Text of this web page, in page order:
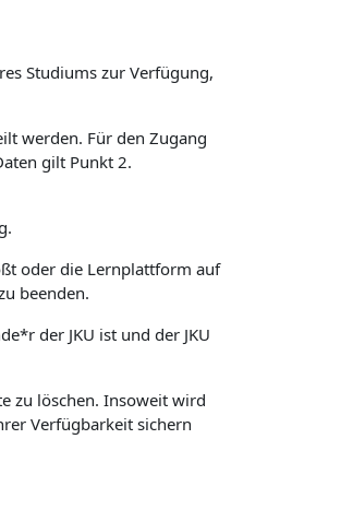
Studiums zur Verfügung,
werden. Für den Zugang
gilt Punkt 2.
oder die Lernplattform auf
beenden.
der JKU ist und der JKU
zu löschen. Insoweit wird
Verfügbarkeit sichern